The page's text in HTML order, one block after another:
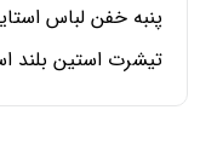
پنبه خفن لباس
تیشرت استین بلند